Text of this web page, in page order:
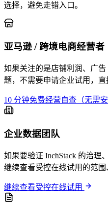
选择，避免走错入口。
亚马逊 / 跨境电商经营者
如果关注的是店铺利润、广
题，不需要申请企业试用，直
10 分钟免费经营自查（无需安
企业数据团队
如果要验证 InchStack 的治理
继续查看受控在线试用的范围
继续查看受控在线试用